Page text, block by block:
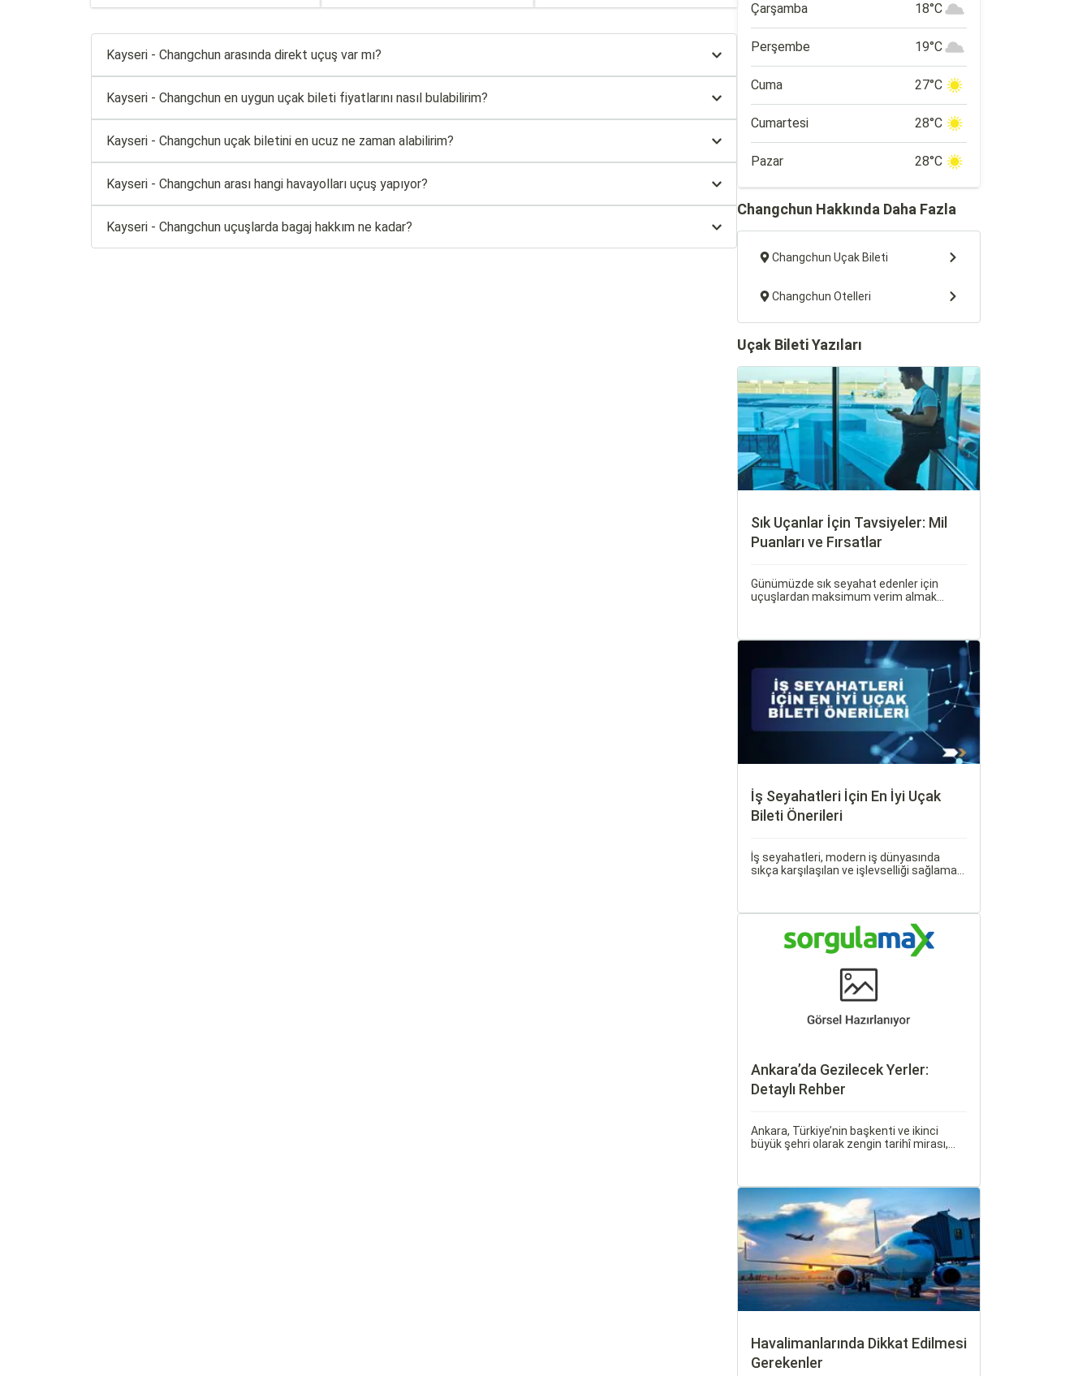
Kayseri - Changchun arasında direkt uçuş var mı?
Kayseri - Changchun en uygun uçak bileti fiyatlarını nasıl bulabilirim?
Kayseri - Changchun uçak biletini en ucuz ne zaman alabilirim?
Kayseri - Changchun arası hangi havayolları uçuş yapıyor?
Kayseri - Changchun uçuşlarda bagaj hakkım ne kadar?
Çarşamba 18°C
Perşembe 19°C
Cuma 27°C
Cumartesi 28°C
Pazar 28°C
Changchun Hakkında Daha Fazla
Changchun Uçak Bileti
Changchun Otelleri
Uçak Bileti Yazıları
Sık Uçanlar İçin Tavsiyeler: Mil
Puanları ve Fırsatlar
Günümüzde sık seyahat edenler için
uçuşlardan maksimum verim almak
İş Seyahatleri İçin En İyi Uçak
Bileti Önerileri
İş seyahatleri, modern iş dünyasında
sıkça karşılaşılan ve işlevselliği sağlamak
Ankara’da Gezilecek Yerler:
Detaylı Rehber
Ankara, Türkiye’nin başkenti ve ikinci
büyük şehri olarak zengin tarihî mirası,
zenginlikleri hem de doğal güzellikleri ile
ziyaretçilerine çeşitli keşif imkanları
sunmaktadır.
Havalimanlarında Dikkat Edilmesi
Gerekenler